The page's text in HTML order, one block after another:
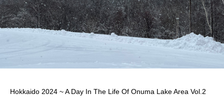
Hokkaido 2024 ~ A Day In The Life Of Onuma Lake Area Vol.2